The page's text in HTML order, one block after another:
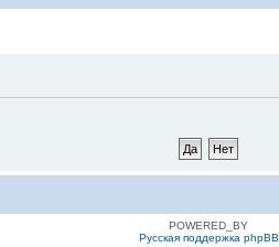
POWERED_BY
Русская поддержка phpBB